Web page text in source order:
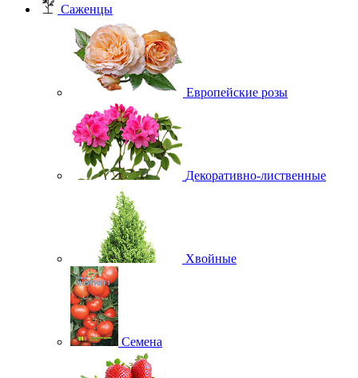
Саженцы
Европейские розы
Декоративно-лиственные
Хвойные
Семена